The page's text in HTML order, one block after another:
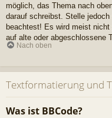
möglich, das Thema nach
darauf schreibst. Stelle
beachtest! Es wird meist nicht
auf alte oder abgeschlossene
Nach oben
Textformatierung und
Was ist BBCode?